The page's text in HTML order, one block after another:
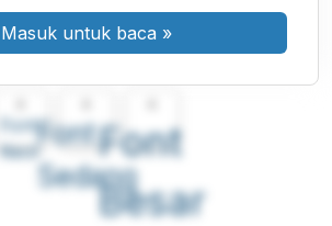
Font
Kecil
Font
Sedang
Font
Besar
Masuk untuk baca »